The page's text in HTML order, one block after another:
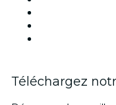
Téléchargez